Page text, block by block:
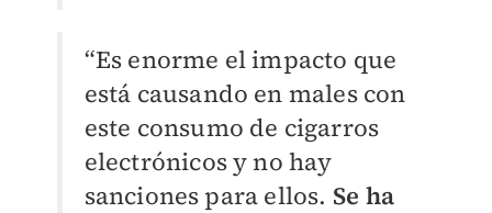
“Es enorme el impacto que
está causando en males con
este consumo de cigarros
electrónicos y no hay
sanciones para ellos. Se ha